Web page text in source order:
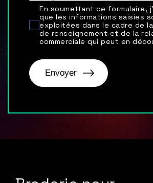
En soumettant ce formulaire,
que les informations saisies
exploitées dans le cadre de
de renseignement et de la
commerciale qui peut en